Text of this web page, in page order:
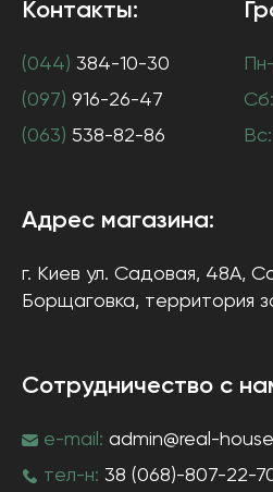
Контакты:
(044) 384-10-30
(097) 916-26-47
(063) 538-82-86
Сб:
Вс:
Адрес магазина:
г. Киев ул. Садовая, 48А,
Борщаговка, территория
Сотрудничество с
e-mail: admin@real-
тел-н: 38 (068)-807-22-